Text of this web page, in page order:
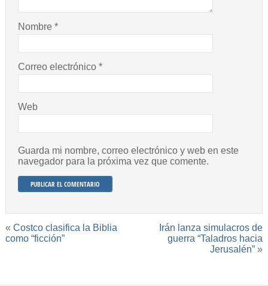
Nombre *
Correo electrónico *
Web
Guarda mi nombre, correo electrónico y web en este
navegador para la próxima vez que comente.
« Costco clasifica la Biblia
como “ficción”
Irán lanza simulacros de
guerra “Taladros hacia
Jerusalén” »